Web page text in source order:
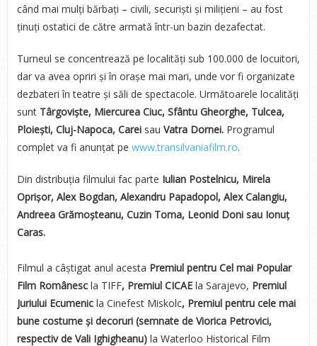
când mai mulți bărbați – civili, securiști și milițieni – au fost
ținuți ostatici de către armată într-un bazin dezafectat.
Turneul se concentrează pe localități sub 100.000 de locuitori,
dar va avea opriri și în orașe mai mari, unde vor fi organizate
dezbateri în teatre și săli de spectacole. Următoarele localități
sunt Târgoviște, Miercurea Ciuc, Sfântu Gheorghe, Tulcea,
Ploiești, Cluj-Napoca, Carei sau Vatra Dornei.Programul
complet va fi anunțat pe www.transilvaniafilm.ro.
Din distribuția filmului fac parte Iulian Postelnicu, Mirela
Oprișor, Alex Bogdan, Alexandru Papadopol, Alex Calangiu,
Andreea Grămoșteanu, Cuzin Toma, Leonid Doni sau Ionuț
Caras.
Filmul a câștigat anul acesta Premiul pentru Cel mai Popular
Film Românesc la TIFF, Premiul CICAE la Sarajevo, Premiul
Juriului Ecumenic la Cinefest Miskolc, Premiul pentru cele mai
bune costume și decoruri (semnate de Viorica Petrovici,
respectiv de Vali Ighigheanu) la Waterloo Historical Film